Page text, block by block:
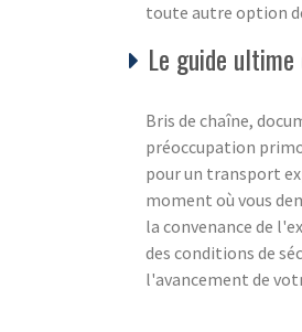
toute autre option
Le guide
Bris de chaîne,
préoccupation
pour un transport
moment où vous
la convenance de
des conditions de
l'avancement de